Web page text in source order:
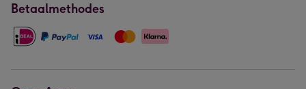
Betaalmethodes